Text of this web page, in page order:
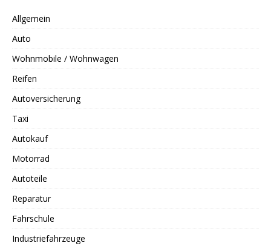
Allgemein
Auto
Wohnmobile / Wohnwagen
Reifen
Autoversicherung
Taxi
Autokauf
Motorrad
Autoteile
Reparatur
Fahrschule
Industriefahrzeuge